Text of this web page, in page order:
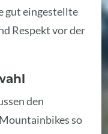
gut eingestellte
Respekt vor der
den
so